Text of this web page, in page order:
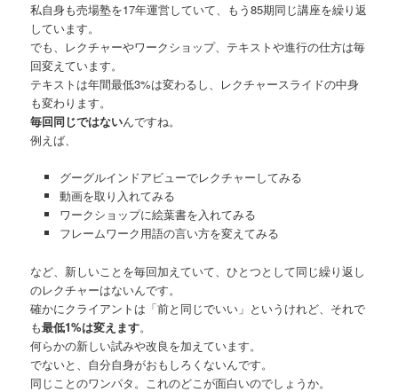
私自身も売場塾を17年運営していて、もう85期同じ講座を繰り返
しています。
でも、レクチャーやワークショップ、テキストや進行の仕方は毎
回変えています。
テキストは年間最低3%は変わるし、レクチャースライドの中身
も変わります。
毎回同じではないんですね。
例えば、
グーグルインドアビューでレクチャーしてみる
動画を取り入れてみる
ワークショップに絵葉書を入れてみる
フレームワーク用語の言い方を変えてみる
など、新しいことを毎回加えていて、ひとつとして同じ繰り返し
のレクチャーはないんです。
確かにクライアントは「前と同じでいい」というけれど、それで
も最低1%は変えます。
何らかの新しい試みや改良を加えています。
でないと、自分自身がおもしろくないんです。
同じことのワンパタ。これのどこが面白いのでしょうか。